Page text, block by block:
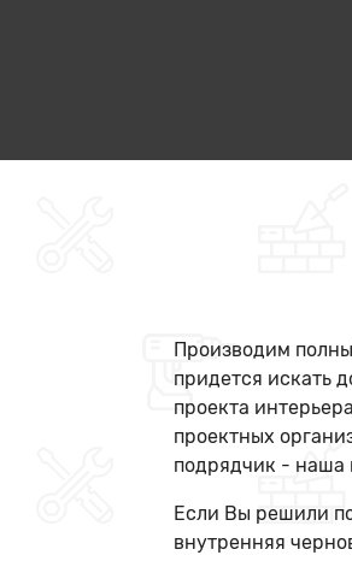
Производим
придется искать
проекта
проектных
подрядчик - наша
Если Вы решили
внутренняя